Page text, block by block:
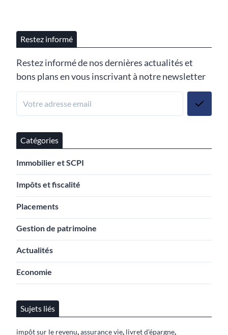
Restez informé
Restez informé de nos dernières actualités et
bons plans en vous inscrivant à notre newsletter
Catégories
Immobilier et SCPI
Impôts et fiscalité
Placements
Gestion de patrimoine
Actualités
Economie
Sujets liés
impôt sur le revenu assurance vie livret d'épargne